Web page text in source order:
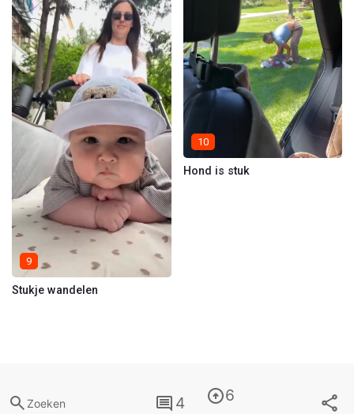
9
Stukje wandelen
10
Hond is stuk
Zoeken 4 6